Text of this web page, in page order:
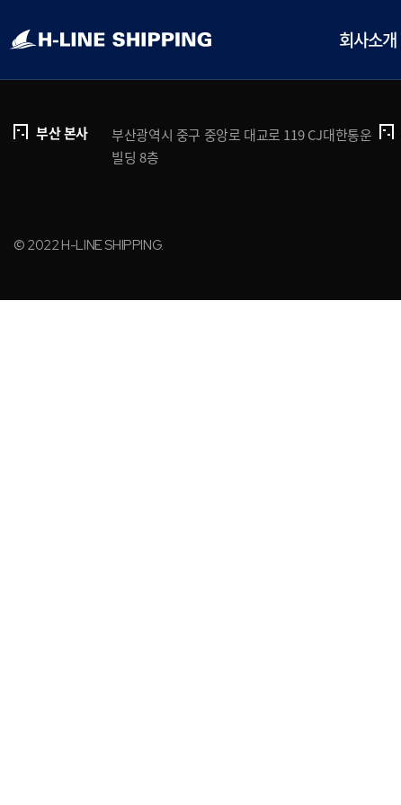
회사소개
개인정보처리방침 브로슈어 다운로드
부산 본사
부산광역시 중구 중앙로 대교로 119 CJ대한통운
빌딩 8층
© 2022 H-LINE SHIPPING.